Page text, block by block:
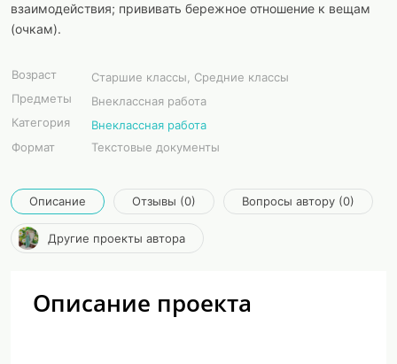
взаимодействия; прививать бережное отношение к вещам
(очкам).
Возраст
Старшие классы, Средние классы
Предметы
Внеклассная работа
Категория
Внеклассная работа
Формат
Текстовые документы
Описание Отзывы (0) Вопросы автору (0)
Другие проекты автора
Описание проекта